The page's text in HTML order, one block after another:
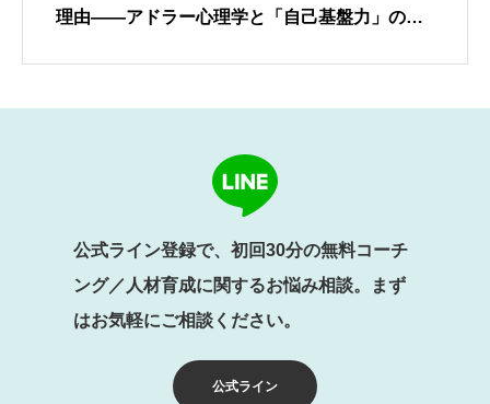
会社概要と代表紹介
理由――アドラー心理学と「自己基盤力」の深
公式ライン
公式ライン登録で、初回30分の無料コーチ
ング／人材育成に関するお悩み相談。まず
はお気軽にご相談ください。